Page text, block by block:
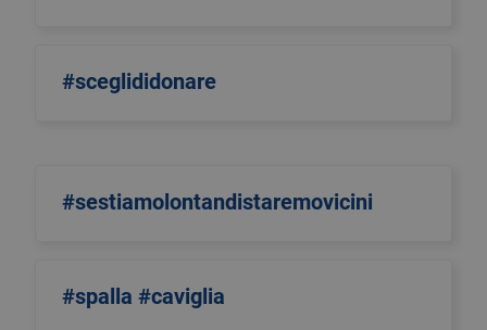
#sceglididonare
#sestiamolontandistaremovicini
#spalla #caviglia